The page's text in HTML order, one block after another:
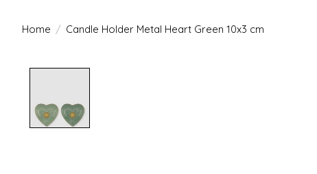
Home / Candle Holder Metal Heart Green 10x3 cm